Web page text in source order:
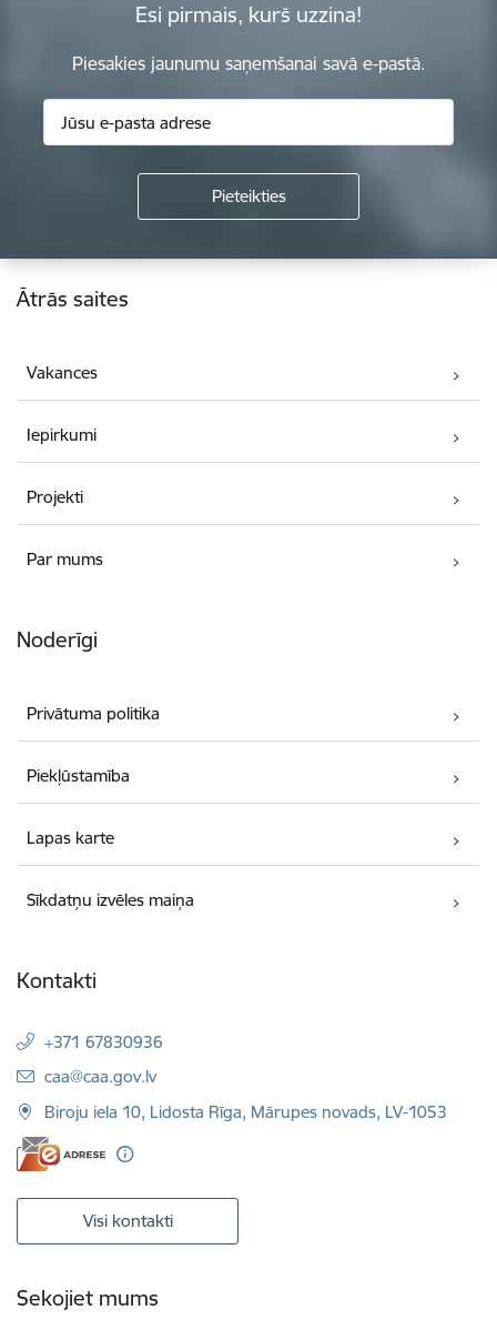
Esi pirmais, kurš uzzina!
Piesakies jaunumu saņemšanai savā e-pastā.
Kājene
Ātrās saites
Vakances
Iepirkumi
Projekti
Par mums
Noderīgi
Privātuma politika
Piekļūstamība
Lapas karte
Sīkdatņu izvēles maiņa
Kontakti
+371 67830936
E-pasts:
caa@caa.gov.lv
Biroju iela 10, Lidosta Rīga, Mārupes novads, LV-1053
Visi kontakti
Sekojiet mums